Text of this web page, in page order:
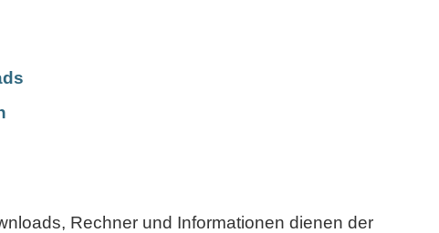
Rechner und Informationen dienen der